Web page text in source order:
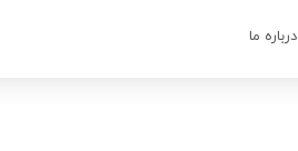
درباره ما